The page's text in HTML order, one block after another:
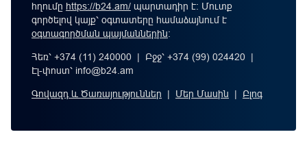
հղումը https://b24.am/ պարտադիր է: Մուտք
գործելով կայք՝ օգտատերը համաձայնում է
օգտագործման պայմաններին։
Հեռ՝ +374 (11) 240000 | Բջջ՝ +374 (99) 024420 |
Էլ-փոստ՝ info@b24.am
Գովազդ և Ծառայություններ | Մեր Մասին | Բլոգ